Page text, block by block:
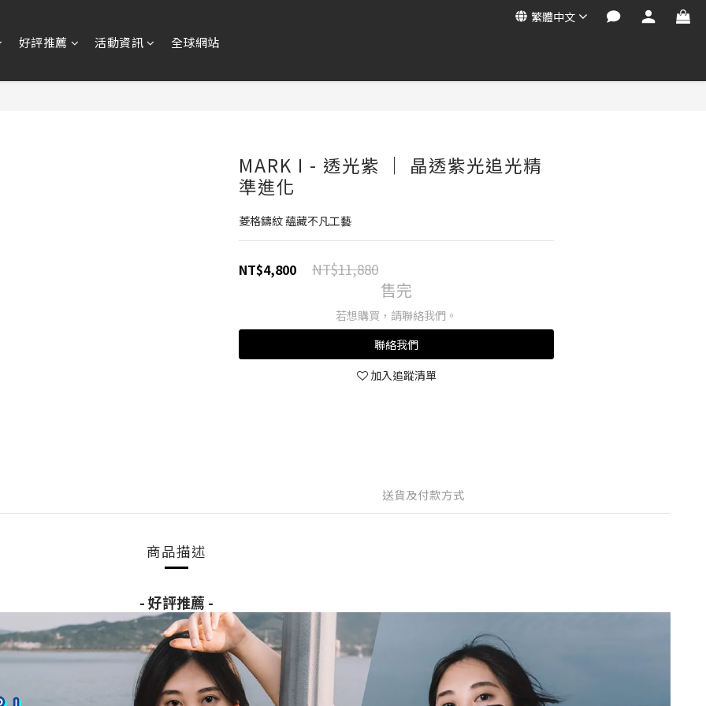
繁體中文
好評推薦 活動資訊 全球網站
MARK I - 透光紫 ｜ 晶透紫光追光精
準進化
菱格鑄紋 蘊藏不凡工藝
NT$4,800 NT$11,880
售完
若想購買，請聯絡我們。
聯絡我們
加入追蹤清單
送貨及付款方式
商品描述
- 好評推薦 -